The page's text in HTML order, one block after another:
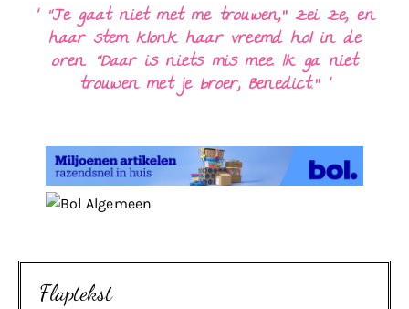
‘ “Je gaat niet met me trouwen,” zei ze, en
haar stem klonk haar vreemd hol in de
oren. “Daar is niets mis mee. Ik ga niet
trouwen met je broer, Benedict.” ‘
Flaptekst